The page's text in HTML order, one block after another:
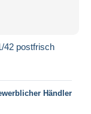
42 postfrisch
Händler